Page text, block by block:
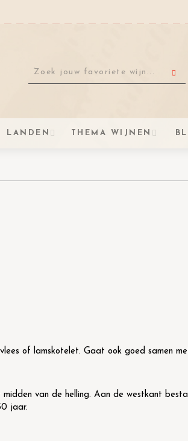
LANDEN THEMA WIJNEN
of lamskotelet. Gaat ook goed samen
van de helling. Aan de westkant
jaar.